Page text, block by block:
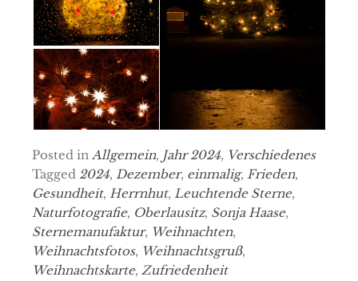
Posted in Allgemein, Jahr 2024, Verschiedenes
Tagged 2024, Dezember, einmalig, Frieden,
Gesundheit, Herrnhut, Leuchtende Sterne,
Naturfotografie, Oberlausitz, Sonja Haase,
Sternemanufaktur, Weihnachten,
Weihnachtsfotos, Weihnachtsgruß,
Weihnachtskarte, Zufriedenheit